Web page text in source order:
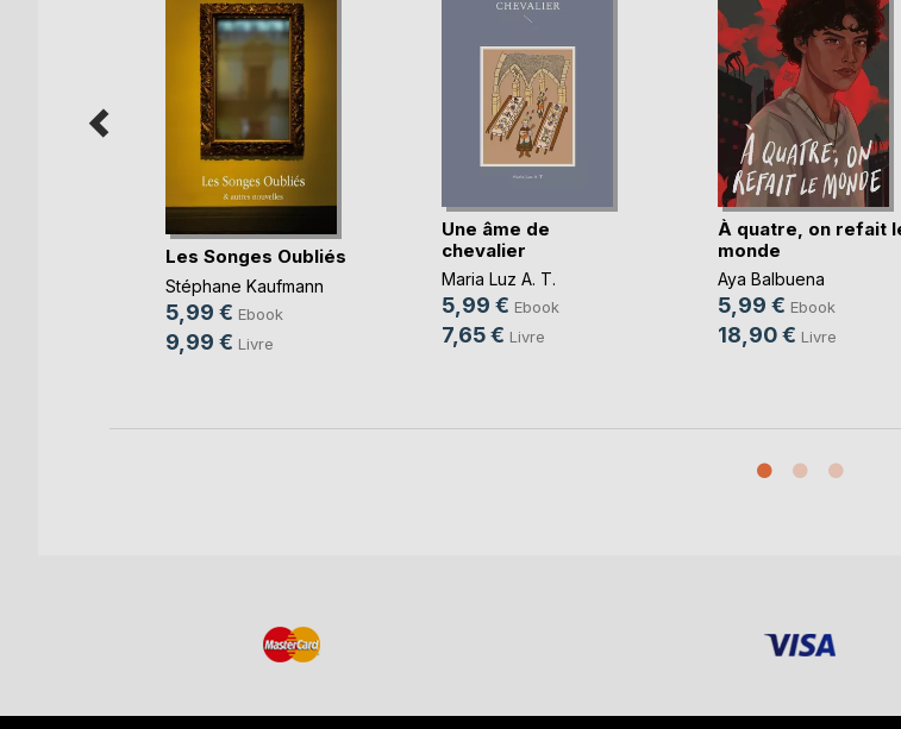
Les Songes Oubliés
Stéphane Kaufmann
5,99 € Ebook
9,99 € Livre
Une âme de
chevalier
Maria Luz A. T.
5,99 € Ebook
7,65 € Livre
À quatre, on refait
monde
Aya Balbuena
5,99 € Ebook
18,90 € Livre